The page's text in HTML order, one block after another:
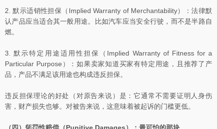
2. 默示适销性担保（Implied Warranty of Merchantability）：法律默
认产品应当适合其一般用途。比如汽车应当安全行驶，而不是半路自
燃。
3. 默示特定用途适用性担保（Implied Warranty of Fitness for a
Particular Purpose）：如果卖家知道买家有特定用途，且推荐了产
品，产品不满足该用途也构成违反担保。
违反担保理论的好处（对原告来说）是：它通常不需要证明人身伤
害，财产损失也够。对被告来说，这意味着被起诉的门槛更低。